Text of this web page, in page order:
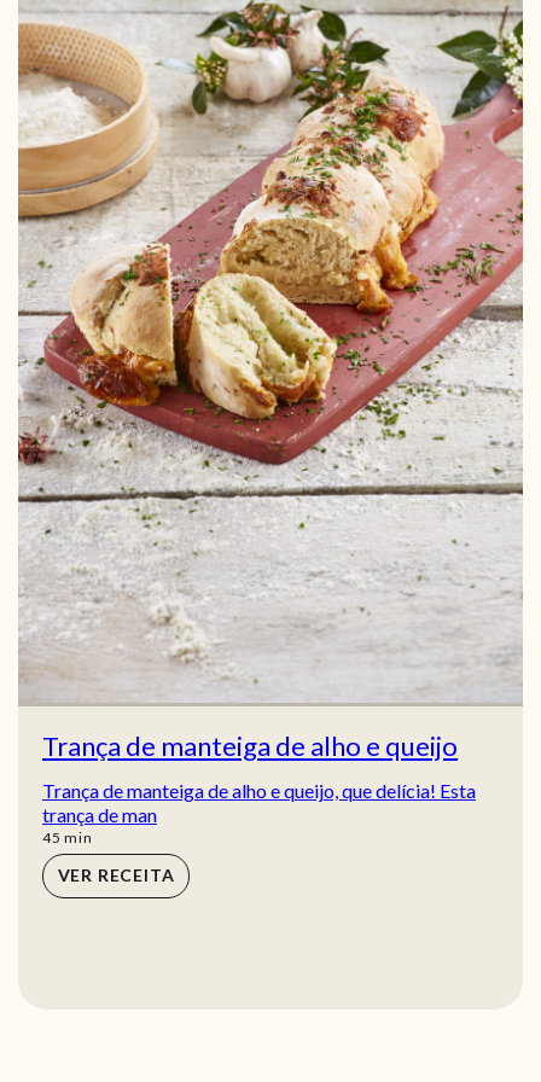
Trança de manteiga de alho e queijo
Trança de manteiga de alho e queijo, que delícia! Esta
trança de man
45 min
min
VER RECEITA